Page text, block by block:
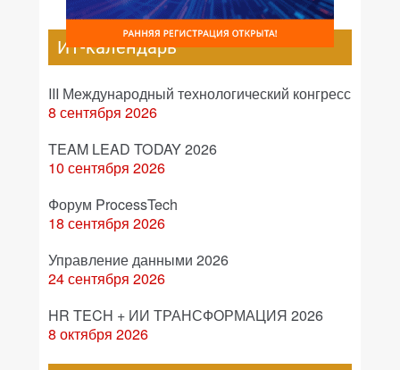
ИТ-календарь
III Международный технологический конгресс
8 сентября 2026
TEAM LEAD TODAY 2026
10 сентября 2026
Форум ProcessTech
18 сентября 2026
Управление данными 2026
24 сентября 2026
HR TECH + ИИ ТРАНСФОРМАЦИЯ 2026
8 октября 2026